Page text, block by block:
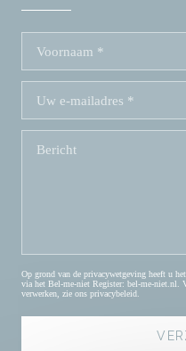
Op grond van de privacywetgeving heeft u
via het Bel-me-niet Register: bel-me-niet.nl .
verwerken, zie ons privacybeleid